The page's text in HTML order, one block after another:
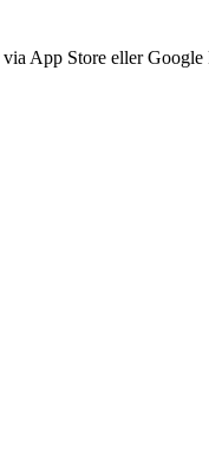
App Store eller Google